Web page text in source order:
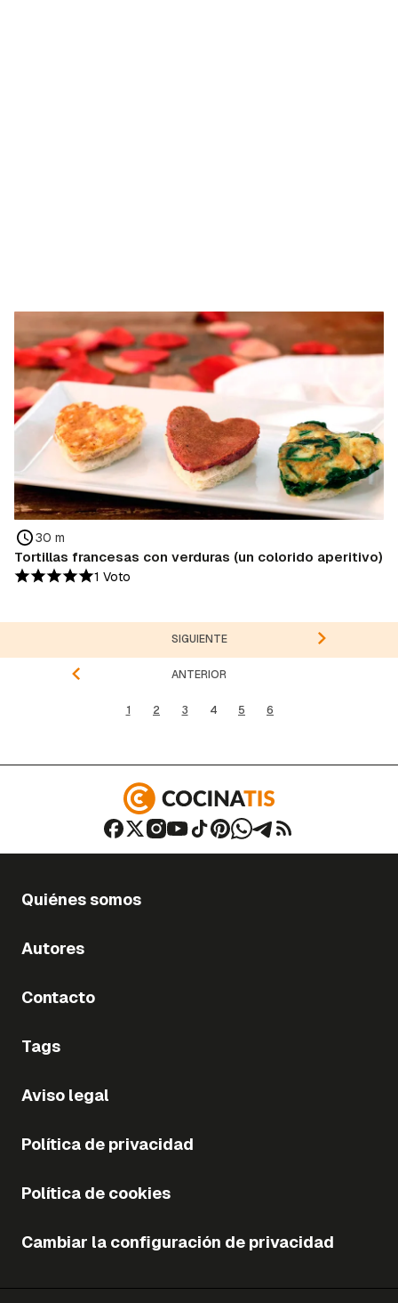
30 m
Tortillas francesas con verduras (un colorido aperitivo)
1 Voto
ANTERIOR
1 2 3 4 5 6
SIGUIENTE
Quiénes somos
Autores
Contacto
Tags
Aviso legal
Política de privacidad
Política de cookies
Cambiar la configuración de privacidad